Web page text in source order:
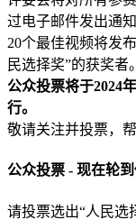
过电子邮件发出通知
20个最佳视频将发
民选择奖”的获奖者。
公众投票将于2024
行。
敬请关注并投票，
公众投票 - 现在轮
请投票选出“人民选